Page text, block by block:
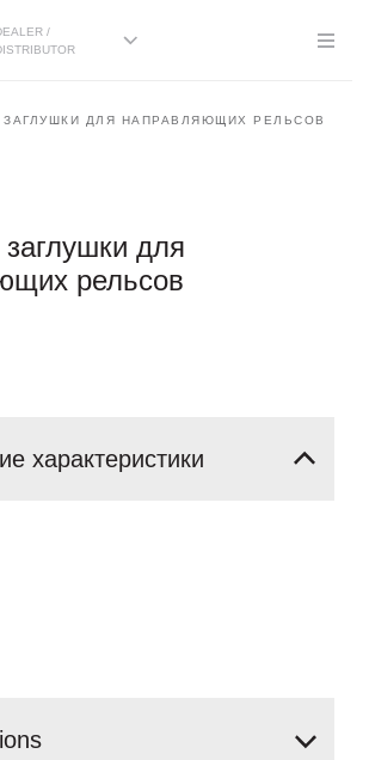
/
ДЛЯ НАПРАВЛЯЮЩИХ РЕЛЬСОВ
для
рельсов
характеристики